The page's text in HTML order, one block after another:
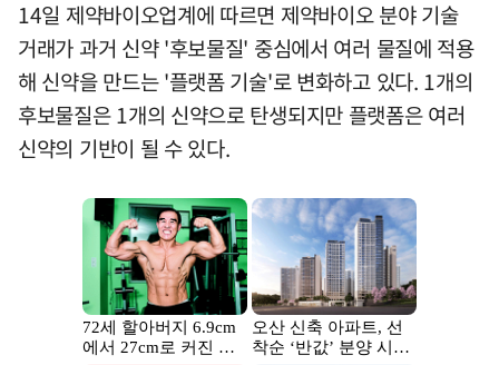
14일 제약바이오업계에 따르면 제약바이오 분야 기술
거래가 과거 신약 '후보물질' 중심에서 여러 물질에 적용
해 신약을 만드는 '플랫폼 기술'로 변화하고 있다. 1개의
후보물질은 1개의 신약으로 탄생되지만 플랫폼은 여러
신약의 기반이 될 수 있다.